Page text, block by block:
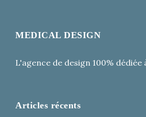
MEDICAL DESIGN
L'agence de design 100% dédiée
Articles récents